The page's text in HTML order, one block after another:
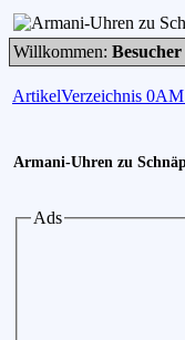
Willkommen: Besucher
ArtikelVerzeichnis
Armani-Uhren zu
Ads